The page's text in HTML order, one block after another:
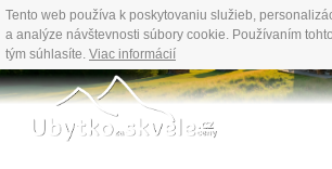
Tento web používa k poskytovaniu služieb,
a analýze návštevnosti súbory cookie. Používaním
tým súhlasíte. Viac informácií